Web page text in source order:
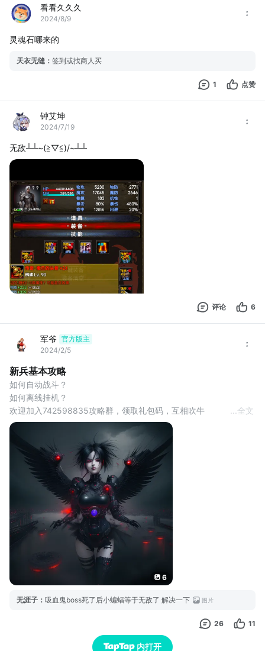
看看久久久
2024/8/9
灵魂石哪来的
天衣无缝 ： 签到或找商人买
1 点赞
钟艾坤
2024/7/19
无敌┴┴~(≧▽≦)/~┴┴
评论 6
军爷 官方版主
2024/2/5
新兵基本攻略
如何自动战斗？
如何离线挂机？
欢迎加入742598835攻略群，领取礼包码，互相吹牛
攻略持续更新....#攻略
全文
6
无涯子 ： 吸血鬼boss死了后小蝙蝠等于无敌了 解决一下 图片
26 11
内打开